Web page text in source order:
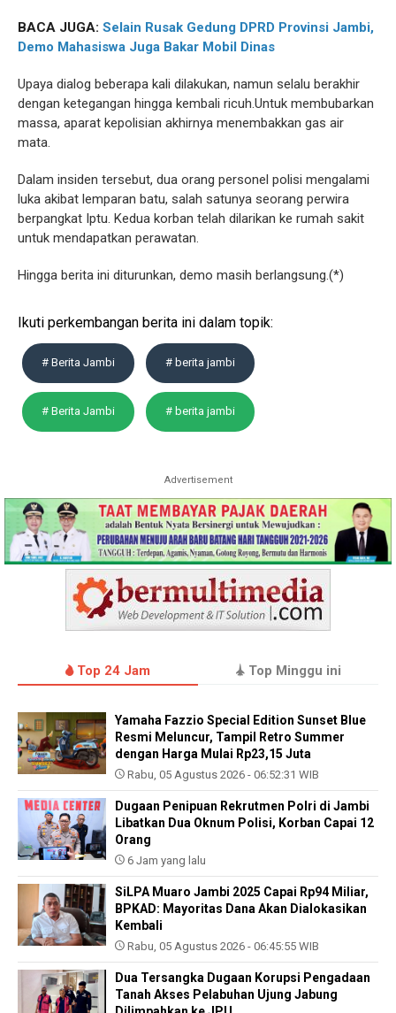
BACA JUGA: Selain Rusak Gedung DPRD Provinsi Jambi,
Demo Mahasiswa Juga Bakar Mobil Dinas
Upaya dialog beberapa kali dilakukan, namun selalu berakhir
dengan ketegangan hingga kembali ricuh.Untuk membubarkan
massa, aparat kepolisian akhirnya menembakkan gas air
mata.
Dalam insiden tersebut, dua orang personel polisi mengalami
luka akibat lemparan batu, salah satunya seorang perwira
berpangkat Iptu. Kedua korban telah dilarikan ke rumah sakit
untuk mendapatkan perawatan.
Hingga berita ini diturunkan, demo masih berlangsung.(*)
Ikuti perkembangan berita ini dalam topik:
# Berita Jambi # berita jambi
# Berita Jambi # berita jambi
Advertisement
Top 24 Jam Top Minggu ini
Yamaha Fazzio Special Edition Sunset Blue
Resmi Meluncur, Tampil Retro Summer
dengan Harga Mulai Rp23,15 Juta
Rabu, 05 Agustus 2026 - 06:52:31 WIB
Dugaan Penipuan Rekrutmen Polri di Jambi
Libatkan Dua Oknum Polisi, Korban Capai 12
Orang
6 Jam yang lalu
SiLPA Muaro Jambi 2025 Capai Rp94 Miliar,
BPKAD: Mayoritas Dana Akan Dialokasikan
Kembali
Rabu, 05 Agustus 2026 - 06:45:55 WIB
Dua Tersangka Dugaan Korupsi Pengadaan
Tanah Akses Pelabuhan Ujung Jabung